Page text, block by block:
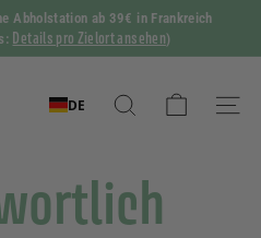
Diashow
Pause
Abholstation ab 39€ in Frankreich
Details pro Zielort ansehen)
DE
Suchen